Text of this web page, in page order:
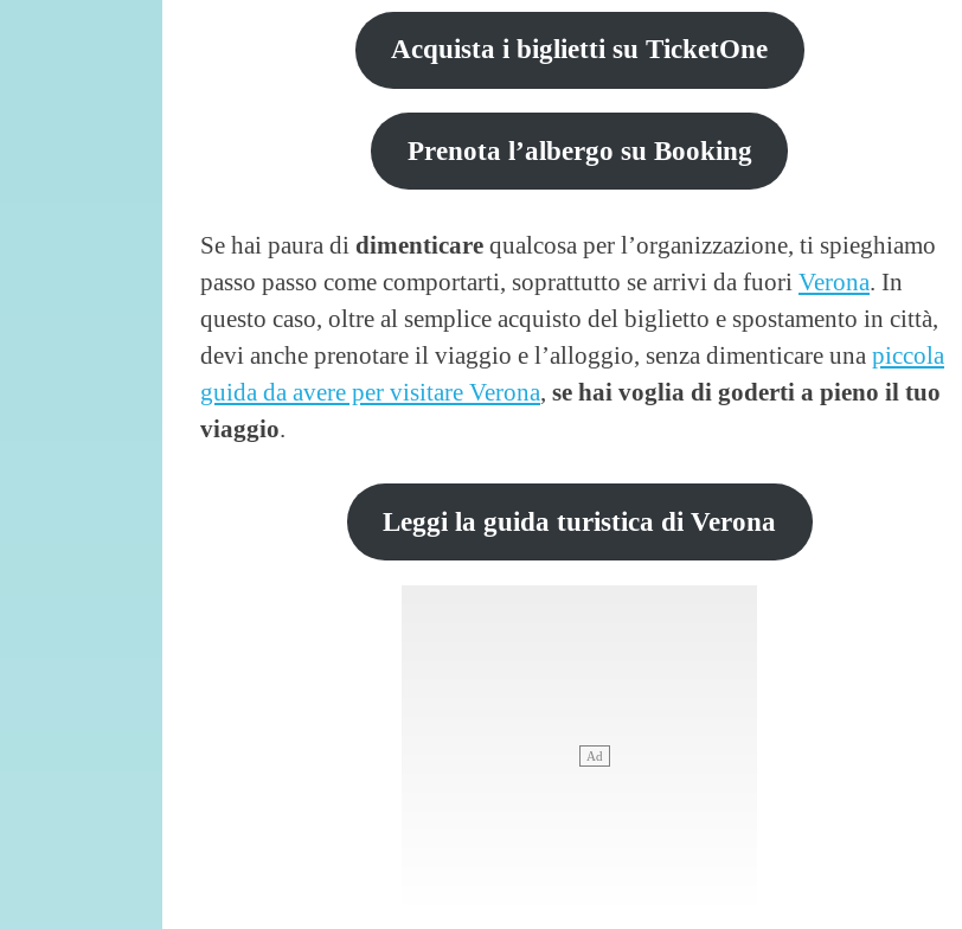
Acquista i biglietti su TicketOne
Prenota l’albergo su Booking
Se hai paura di dimenticare qualcosa per l’organizzazione, ti spieghiamo
passo passo come comportarti, soprattutto se arrivi da fuori Verona. In
questo caso, oltre al semplice acquisto del biglietto e spostamento in città,
devi anche prenotare il viaggio e l’alloggio, senza dimenticare una piccola
guida da avere per visitare Verona, se hai voglia di goderti a pieno il tuo
viaggio.
Leggi la guida turistica di Verona